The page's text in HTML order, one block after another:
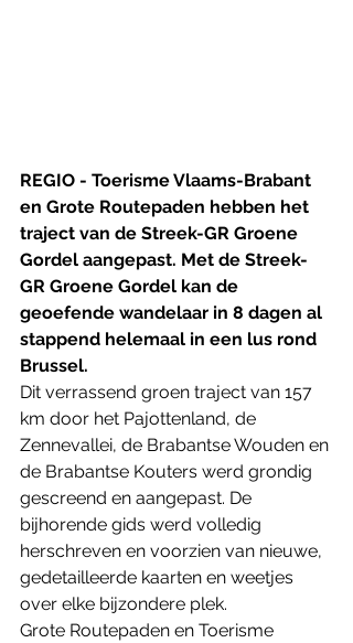
REGIO - Toerisme Vlaams-Brabant
en Grote Routepaden hebben het
traject van de Streek-GR Groene
Gordel aangepast. Met de Streek-
GR Groene Gordel kan de
geoefende wandelaar in 8 dagen al
stappend helemaal in een lus rond
Brussel.
Dit verrassend groen traject van 157
km door het Pajottenland, de
Zennevallei, de Brabantse Wouden en
de Brabantse Kouters werd grondig
gescreend en aangepast. De
bijhorende gids werd volledig
herschreven en voorzien van nieuwe,
gedetailleerde kaarten en weetjes
over elke bijzondere plek.
Grote Routepaden en Toerisme